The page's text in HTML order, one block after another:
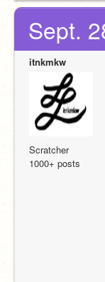
Sept.
itnkmkw
Scratcher
1000+ posts